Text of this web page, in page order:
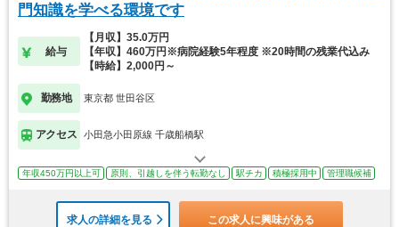
門知識を学べる環境です
給与
【月収】35.0万円
【年収】460万円※病院経験5年程度 ※20時間の残業代込み
【時給】2,000円～
勤務地 東京都 世田谷区
アクセス 小田急小田原線 千歳船橋駅
年収450万円以上可 原則、引越しを伴う転勤なし 駅チカ 積極採用中 管理職候補
求人の詳細を見る この求人に興味がある